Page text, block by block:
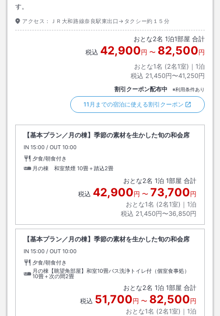
す。
アクセス： ＪＲ大和路線奈良駅東出口→タクシー約１５分
おとな2名 1泊1部屋 合計
税込 42,900円 〜 82,500円
おとな1名 (2名1室)｜ 1泊
税込 21,450円〜41,250円
割引クーポン配布中 ※利用条件あり
11月までの宿泊に使える割引クーポン
【基本プラン／月の棟】季節の素材を生かした旬の和会席
IN チェックイン
15:00 / OUT チェックアウト
10:00
夕食/朝食付き
月の棟 和室禁煙 10畳＋踏込2畳
おとな2名 1泊 1部屋 合計
税込 42,900円 〜 73,700円
おとな1名 (2名1室)｜ 1泊
税込 21,450円〜36,850円
【基本プラン／月の棟】季節の素材を生かした旬の和会席
IN チェックイン
15:00 / OUT チェックアウト
10:00
夕食/朝食付き
月の棟【眺望角部屋】和室10畳バス洗浄トイレ付（個室食事処）
10畳＋次の間2畳
おとな2名 1泊 1部屋 合計
税込 51,700円 〜 82,500円
おとな1名 (2名1室)｜ 1泊